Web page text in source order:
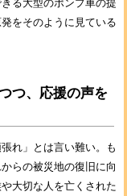
る大型のポンプ車の提
をそのように見ている
つ、応援の声を
れ」とは言い難い。も
らの被災地の復旧に向
大切な人を亡くされた